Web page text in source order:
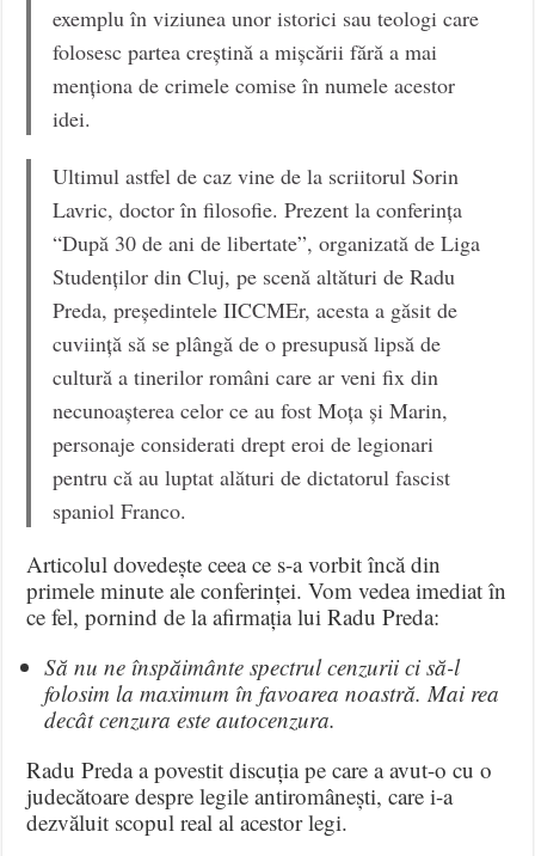
exemplu în viziunea unor istorici sau teologi care
folosesc partea creștină a mișcării fără a mai
menționa de crimele comise în numele acestor
idei.
Ultimul astfel de caz vine de la scriitorul Sorin
Lavric, doctor în filosofie. Prezent la conferința
“După 30 de ani de libertate”, organizată de Liga
Studenților din Cluj, pe scenă altături de Radu
Preda, președintele IICCMEr, acesta a găsit de
cuviință să se plângă de o presupusă lipsă de
cultură a tinerilor români care ar veni fix din
necunoașterea celor ce au fost Moța și Marin,
personaje considerati drept eroi de legionari
pentru că au luptat alături de dictatorul fascist
spaniol Franco.
Articolul dovedește ceea ce s-a vorbit încă din
primele minute ale conferinței. Vom vedea imediat în
ce fel, pornind de la afirmația lui Radu Preda:
Să nu ne înspăimânte spectrul cenzurii ci să-l
folosim la maximum în favoarea noastră. Mai rea
decât cenzura este autocenzura.
Radu Preda a povestit discuția pe care a avut-o cu o
judecătoare despre legile antiromânești, care i-a
dezvăluit scopul real al acestor legi.